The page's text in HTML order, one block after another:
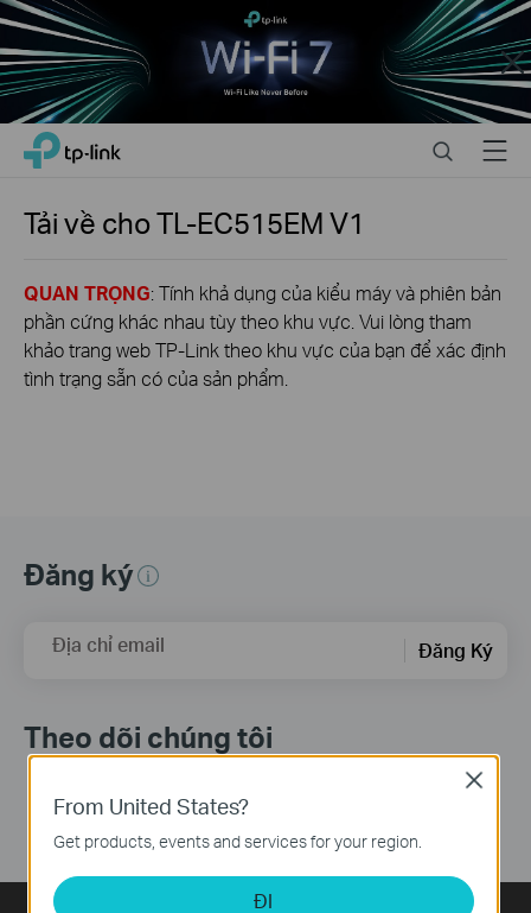
Close
Click
the
navigation
TP-Link, Reliably Smart SearchMenu
Tải về choTL-EC515EMV1
QUAN TRỌNG: Tính khả dụng của kiểu máy và phiên bản
phần cứng khác nhau tùy theo khu vực. Vui lòng tham
khảo trang web TP-Link theo khu vực của bạn để xác định
tình trạng sẵn có của sản phẩm.
Đăng ký
Địa chỉ email Đăng Ký
Theo dõi chúng tôi
From United States?
Get products, events and services for your region.
ĐI
Close